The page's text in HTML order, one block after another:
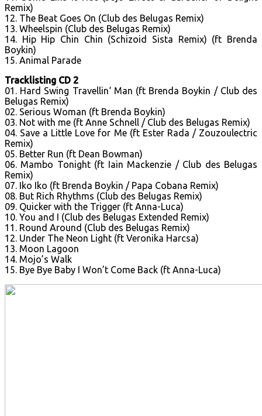
Remix)
12. The Beat Goes On (Club des Belugas Remix)
13. Wheelspin (Club des Belugas Remix)
14. Hip Hip Chin Chin (Schizoid Sista Remix) (ft Brenda
Boykin)
15. Animal Parade
Tracklisting CD 2
01. Hard Swing Travellin‘ Man (ft Brenda Boykin / Club des
Belugas Remix)
02. Serious Woman (ft Brenda Boykin)
03. Not with me (ft Anne Schnell / Club des Belugas Remix)
04. Save a Little Love for Me (ft Ester Rada / Zouzoulectric
Remix)
05. Better Run (ft Dean Bowman)
06. Mambo Tonight (ft Iain Mackenzie / Club des Belugas
Remix)
07. Iko Iko (ft Brenda Boykin / Papa Cobana Remix)
08. But Rich Rhythms (Club des Belugas Remix)
09. Quicker with the Trigger (ft Anna-Luca)
10. You and I (Club des Belugas Extended Remix)
11. Round Around (Club des Belugas Remix)
12. Under The Neon Light (ft Veronika Harcsa)
13. Moon Lagoon
14. Mojo’s Walk
15. Bye Bye Baby I Won’t Come Back (ft Anna-Luca)